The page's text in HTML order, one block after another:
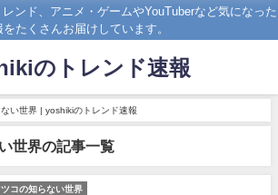
ンド、アニメ・ゲームやYouTuberなど気になった
をたくさんお届けしています。
のトレンド速報
い世界 | yoshikiのトレンド速報
世界の記事一覧
ツコの知らない世界